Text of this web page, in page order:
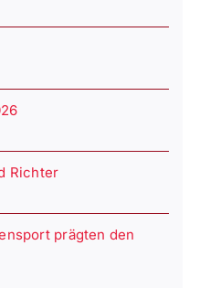
Richter
prägten den